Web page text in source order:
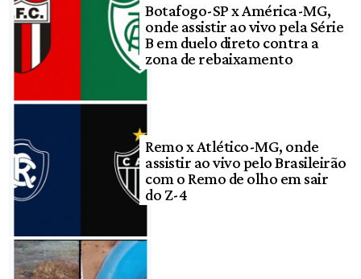
Botafogo-SP x América-MG,
onde assistir ao vivo pela Série
B em duelo direto contra a
zona de rebaixamento
Remo x Atlético-MG, onde
assistir ao vivo pelo Brasileirão
com o Remo de olho em sair
do Z-4